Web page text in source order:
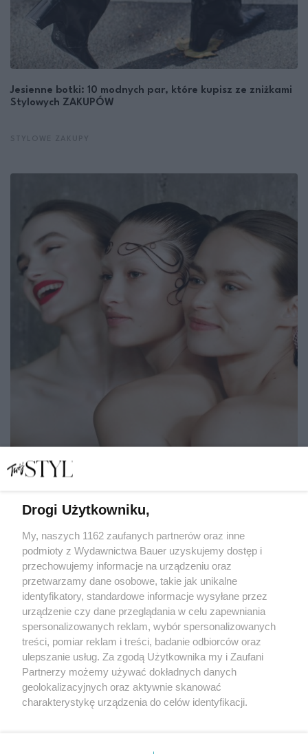
Jesienne botki: 10 modnych par, które kupisz ze zniżkami
Stylowych ZAKUPÓW
12 kosmetyków, które rozświetlają i wygładzają skórę.
Kupisz je ze zniżkami akcji Stylowe ZAKUPY!
STYLOWE ZAKUPY
Drogi Użytkowniku,
My, naszych 1162 zaufanych partnerów oraz inne
podmioty z Wydawnictwa Bauer uzyskujemy dostęp i
przechowujemy informacje na urządzeniu oraz
przetwarzamy dane osobowe, takie jak unikalne
identyfikatory, standardowe informacje wysyłane przez
urządzenie czy dane przeglądania w celu zapewniania
spersonalizowanych reklam, wybór spersonalizowanych
treści, pomiar reklam i treści, badanie odbiorców oraz
ulepszanie usług. Za zgodą Użytkownika my i Zaufani
Partnerzy możemy używać dokładnych danych
geolokalizacyjnych oraz aktywnie skanować
charakterystykę urządzenia do celów identyfikacji.